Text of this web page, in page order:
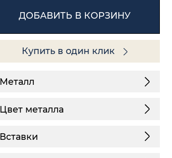
ДОБАВИТЬ В КОРЗИНУ
Купить в один клик
Металл
Цвет металла
Вставки